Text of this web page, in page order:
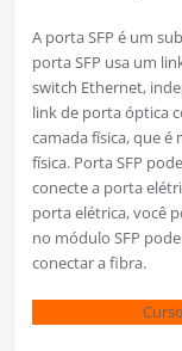
A porta SFP é um
porta SFP usa um
switch Ethernet,
link de porta óptica
camada física, que é
física. Porta SFP
conecte a porta
porta elétrica, você
no módulo SFP
conectar a fibra.